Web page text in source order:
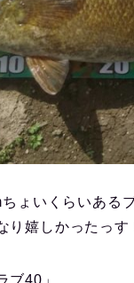
ょいくらいある
り嬉しかったっす